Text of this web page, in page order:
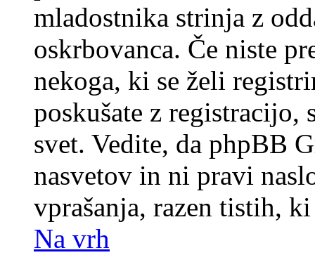
mladostnika strinja z
oskrbovanca. Če niste
nekoga, ki se želi
poskušate z registracijo,
svet. Vedite, da phpBB
nasvetov in ni pravi
vprašanja, razen tistih,
Na vrh